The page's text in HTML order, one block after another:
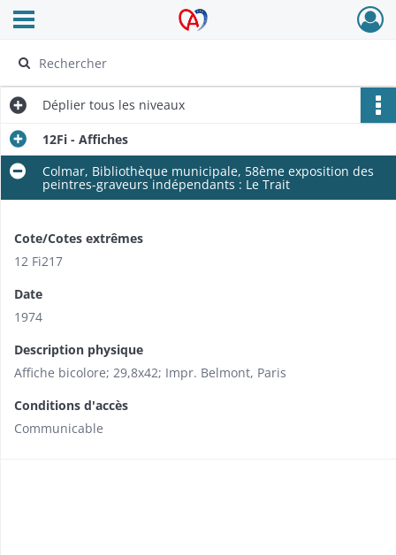
Archives Alsace - Colmar
Ouvrir le menu déroulant
Déplier tous les niveaux
12Fi - Affiches
Colmar, Bibliothèque municipale, 58ème exposition des
peintres-graveurs indépendants : Le Trait
Cote/Cotes extrêmes
12 Fi217
Date
1974
Description physique
Affiche bicolore; 29,8x42; Impr. Belmont, Paris
Conditions d'accès
Communicable